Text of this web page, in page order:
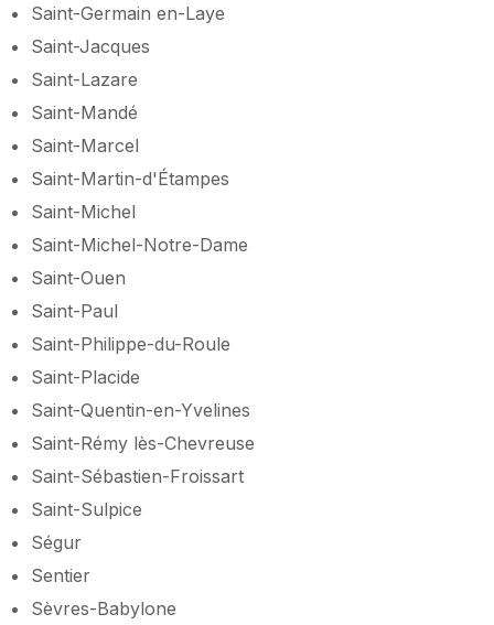
Saint-Germain en-Laye
Saint-Jacques
Saint-Lazare
Saint-Mandé
Saint-Marcel
Saint-Martin-d'Étampes
Saint-Michel
Saint-Michel-Notre-Dame
Saint-Ouen
Saint-Paul
Saint-Philippe-du-Roule
Saint-Placide
Saint-Quentin-en-Yvelines
Saint-Rémy lès-Chevreuse
Saint-Sébastien-Froissart
Saint-Sulpice
Ségur
Sentier
Sèvres-Babylone